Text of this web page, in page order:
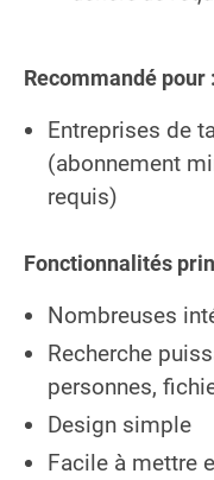
Recommandé pour :
Entreprises de
(abonnement
requis)
Fonctionnalités
Nombreuses
Recherche
personnes,
Design simple
Facile à mettre